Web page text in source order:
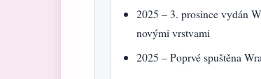
2025 – 3. prosince vydán
novými vrstvami
2025 – Poprvé spuštěna